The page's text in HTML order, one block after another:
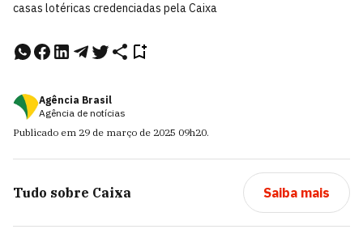
casas lotéricas credenciadas pela Caixa
Agência Brasil
Agência de notícias
Publicado em 29 de março de 2025 09h20.
Tudo sobre Caixa Saiba mais